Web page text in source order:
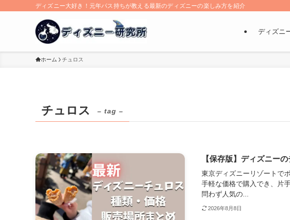
ディズニー大好き！元年パス持ちが教える最新のディズニーの楽しみ方を紹介
ディズニ
ホーム チュロス
チュロス – tag –
【保存版】ディズニー
東京ディズニーリゾートで
手軽な価格で購入でき、片
問わず人気の...
2026年8月8日